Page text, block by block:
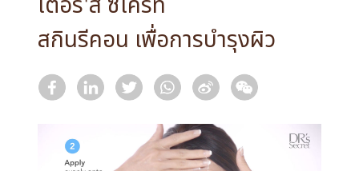
สกินรีคอน เพื่อการบำรุงผิว